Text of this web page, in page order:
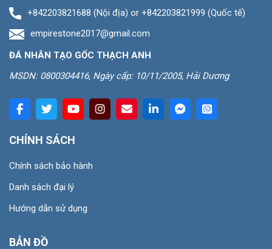
+842203821688 (Nội địa) or +842203821999 (Quốc tế)
empirestone2017@gmail.com
ĐÁ NHÂN TẠO GỐC THẠCH ANH
MSDN: 0800304416, Ngày cấp: 10/11/2005, Hải Dương
CHÍNH SÁCH
Chính sách bảo hành
Danh sách đại lý
Hướng dẫn sử dụng
BẢN ĐỒ